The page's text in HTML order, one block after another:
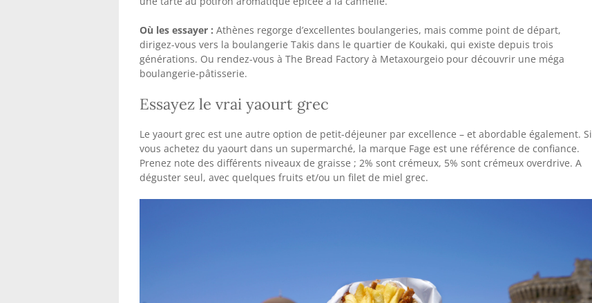
Où les essayer : Athènes regorge d’excellentes boulangeries, mais comme point de départ,
dirigez-vous vers la boulangerie Takis dans le quartier de Koukaki, qui existe depuis trois
générations. Ou rendez-vous à The Bread Factory à Metaxourgeio pour découvrir une méga
boulangerie-pâtisserie.
Essayez le vrai yaourt grec
Le yaourt grec est une autre option de petit-déjeuner par excellence – et abordable également. Si
vous achetez du yaourt dans un supermarché, la marque Fage est une référence de confiance.
Prenez note des différents niveaux de graisse ; 2% sont crémeux, 5% sont crémeux overdrive. A
déguster seul, avec quelques fruits et/ou un filet de miel grec.